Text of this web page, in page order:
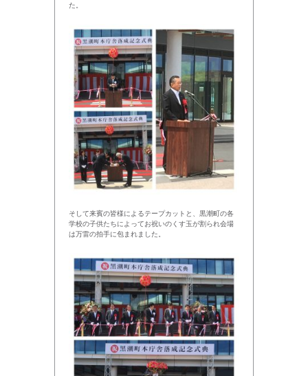
た。
そして来賓の皆様によるテープカットと、黒潮町の各
学校の子供たちによってお祝いのくす玉が割られ会場
は万雷の拍手に包まれました。